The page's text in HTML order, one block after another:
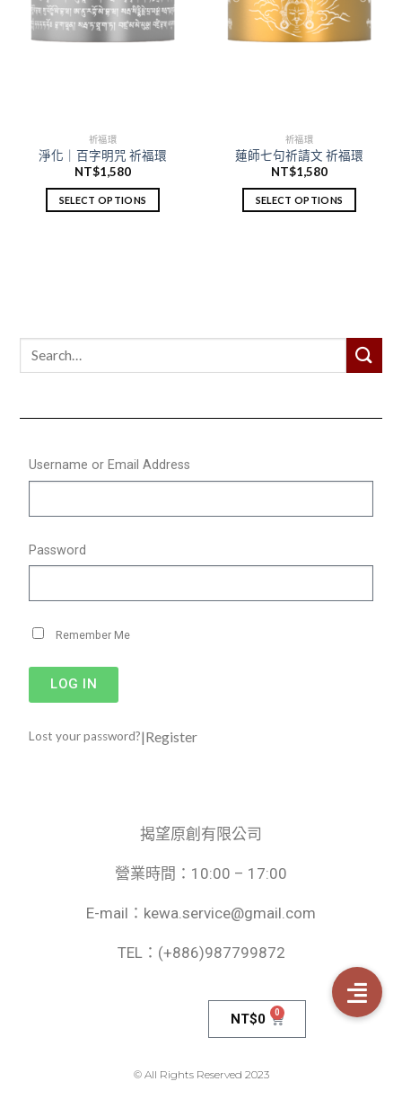
祈福環
淨化｜百字明咒 祈福環
NT$1,580
SELECT OPTIONS
祈福環
蓮師七句祈請文 祈福環
NT$1,580
SELECT OPTIONS
Username or Email Address
Password
Remember Me
LOG IN
Lost your password?|Register
揭望原創有限公司
營業時間：10:00 – 17:00
E-mail：kewa.service@gmail.com
TEL：(+886)987799872
NT$0 0
© All Rights Reserved 2023